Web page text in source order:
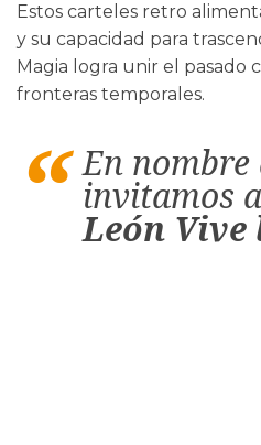
Estos carteles retro
y su capacidad para
Magia logra unir el pasado
fronteras temporales.
En
invitamos
León